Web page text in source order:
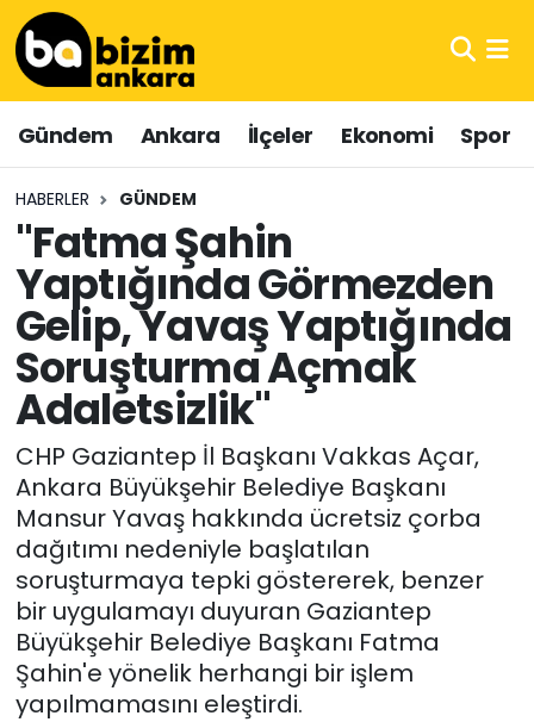
Gündem Ankara İlçeler Ekonomi Spor
HABERLER GÜNDEM
"Fatma Şahin
Yaptığında Görmezden
Gelip, Yavaş Yaptığında
Soruşturma Açmak
Adaletsizlik"
CHP Gaziantep İl Başkanı Vakkas Açar,
Ankara Büyükşehir Belediye Başkanı
Mansur Yavaş hakkında ücretsiz çorba
dağıtımı nedeniyle başlatılan
soruşturmaya tepki göstererek, benzer
bir uygulamayı duyuran Gaziantep
Büyükşehir Belediye Başkanı Fatma
Şahin'e yönelik herhangi bir işlem
yapılmamasını eleştirdi.
Hava Durumu
Trafik Durumu
Süper Lig Puan Durumu ve Fikstür
Tüm Manşetler
Son Dakika Haberleri
Haber Arşivi